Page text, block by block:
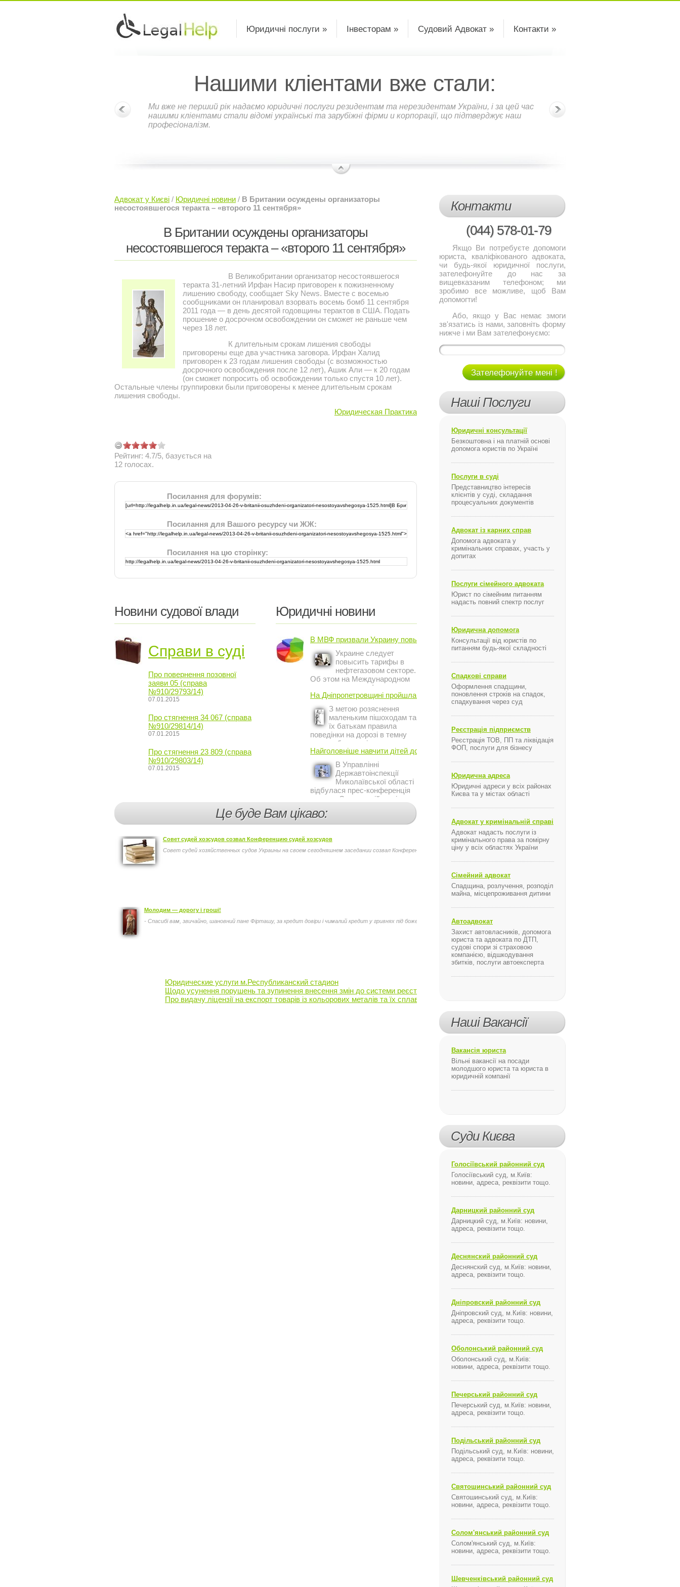
Юридичні послуги » Інвесторам » Судовий Адвокат » Контакти »
Нашими кліентами вже стали:
Ми вже не перший рік надаємо юридичні послуги резидентам та нерезидентам України, і за цей час
нашими кліентами стали відомі українські та зарубіжні фірми и корпорації, що підтверджує наш
професіоналізм.
Адвокат у Києві / Юридичні новини / В Британии осуждены организаторы
несостоявшегося теракта – «второго 11 сентября»
В Британии осуждены организаторы
несостоявшегося теракта – «второго 11 сентября»
В Великобритании организатор несостоявшегося
теракта 31-летний Ирфан Насир приговорен к пожизненному
лишению свободу, сообщает Sky News. Вместе с восемью
сообщниками он планировал взорвать восемь бомб 11 сентября
2011 года — в день десятой годовщины терактов в США. Подать
прошение о досрочном освобождении он сможет не раньше чем
через 18 лет.
К длительным срокам лишения свободы
приговорены еще два участника заговора. Ирфан Халид
приговорен к 23 годам лишения свободы (с возможностью
досрочного освобождения после 12 лет), Ашик Али — к 20 годам
(он сможет попросить об освобождении только спустя 10 лет).
Остальные члены группировки были приговорены к менее длительным срокам
лишения свободы.
Юридическая Практика
Рейтинг: 4.7/5, базується на
12 голосах.
Посилання для форумів:
Посилання для Вашого ресурсу чи ЖЖ:
Посилання на цю сторінку:
Новини судової влади
Справи в суді
Про повернення позовної
заяви 05 (справа
№910/29793/14)
07.01.2015
Про стягнення 34 067 (справа
№910/29814/14)
07.01.2015
Про стягнення 23 809 (справа
№910/29803/14)
07.01.2015
Юридичні новини
В МВФ призвали Украину повысить ...
Украине следует
повысить тарифы в
нефтегазовом секторе.
Об этом на Международном
инвестиционном форуме в
Киеве заявил постоянный
представитель МВФ на
Украине Жером Ваше.
На Дніпропетровщині пройшла акція ...
З метою розяснення
маленьким пішоходам та
їх батькам правила
поведінки на дорозі в темну
пору доби, працівники сектору
профілактичної роботи відділу
ДАІ з обслуговування міста
Кривий Ріг провели ...
Найголовніше навчити дітей дотримуватися ...
В Управлінні
Державтоінспекції
Миколаївської області
відбулася прес-конференція
на тему Стан аварійності за
пішоходів.
Це буде Вам цікаво:
Совет судей хозсудов созвал Конференцию судей хозсудов
Совет судей хозяйственных судов Украины на своем сегодняшнем заседании созвал Конференцию судей хозяйственных судов на 22 ноября с. г. Помимо избрания делегатов на Съезд судей
Молодим — дорогу і гроші!
- Спасибі вам, звичайно, шановний пане Фірташу, за кредит довіри і чималий кредит у гривнях під божеські умови, чемно подякував студент 3-го курсу Буковинської державної фінансової академії ...
Юридические услуги м.Республиканский стадион
Щодо усунення порушень та зупинення внесення змін до системи реєстру власників іменних цінних паперів та до системи депозитарного
Про видачу ліцензії на експорт товарів із кольорових металів та їх сплавів, Міністерство економічного розвитку і торгівлі України
Контакти
(044) 578-01-79
Якщо Ви потребуєте допомоги
юриста, кваліфікованого адвоката,
чи будь-якої юридичної послуги,
зателефонуйте до нас за
вищевказаним телефоном; ми
зробимо все можливе, щоб Вам
допомогти!
Або, якщо у Вас немає змоги
зв'язатись із нами, заповніть форму
нижче і ми Вам зателефонуємо:
Зателефонуйте мені !
Наші Послуги
Юридичні консультації
Безкоштовна і на платній основі
допомога юристів по Україні
Послуги в суді
Представництво інтересів
клієнтів у суді, складання
процесуальних документів
Адвокат із карних справ
Допомога адвоката у
кримінальних справах, участь у
допитах
Послуги сімейного адвоката
Юрист по сімейним питанням
надасть повний спектр послуг
Юридична допомога
Консультації від юристів по
питанням будь-якої складності
Спадкові справи
Оформлення спадщини,
поновлення строків на спадок,
спадкування через суд
Реєстрація підприємств
Реєстрація ТОВ, ПП та ліквідація
ФОП, послуги для бізнесу
Юридична адреса
Юридичні адреси у всіх районах
Києва та у містах області
Адвокат у кримінальній справі
Адвокат надасть послуги із
кримінального права за помірну
ціну у всіх областях України
Сімейний адвокат
Спадщина, розлучення, розподіл
майна, місцепроживання дитини
Автоадвокат
Захист автовласників, допомога
юриста та адвоката по ДТП,
судові спори зі страховою
компанією, відшкодування
збитків, послуги автоексперта
Наші Вакансії
Вакансія юриста
Вільні вакансії на посади
молодшого юриста та юриста в
юридичній компанії
Суди Києва
Голосіївський районний суд
Голосіївський суд, м.Київ:
новини, адреса, реквізити тощо.
Дарницкий районний суд
Дарницкий суд, м.Київ: новини,
адреса, реквізити тощо.
Деснянский районний суд
Деснянский суд, м.Київ: новини,
адреса, реквізити тощо.
Дніпровский районний суд
Дніпровский суд, м.Київ: новини,
адреса, реквізити тощо.
Оболонський районний суд
Оболонський суд, м.Київ:
новини, адреса, реквізити тощо.
Печерський районний суд
Печерський суд, м.Київ: новини,
адреса, реквізити тощо.
Подільський районний суд
Подільський суд, м.Київ: новини,
адреса, реквізити тощо.
Святошинський районний суд
Святошинський суд, м.Київ:
новини, адреса, реквізити тощо.
Солом'янський районний суд
Солом'янський суд, м.Київ:
новини, адреса, реквізити тощо.
Шевченківський районний суд